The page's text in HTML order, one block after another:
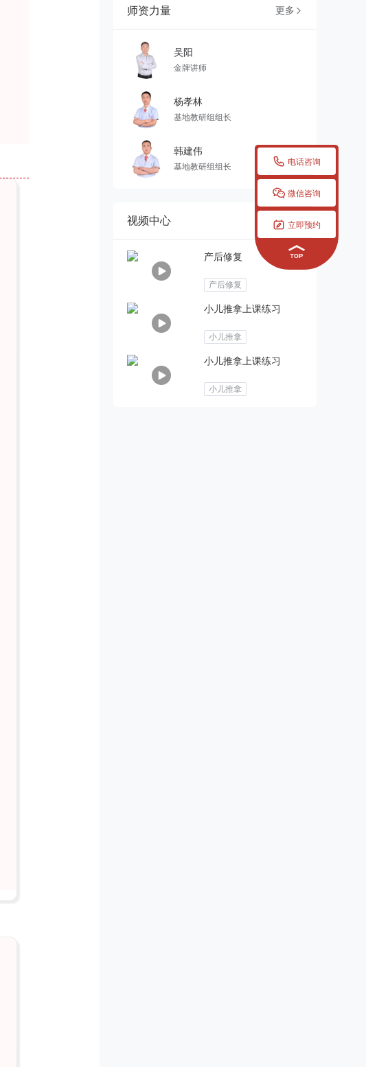
 电话咨询
 微信咨询
 立即预约
师资力量 更多 
吴阳
金牌讲师
杨孝林
基地教研组组长
韩建伟
基地教研组组长
视频中心
产后修复
产后修复
小儿推拿上课练习
小儿推拿
小儿推拿上课练习
小儿推拿